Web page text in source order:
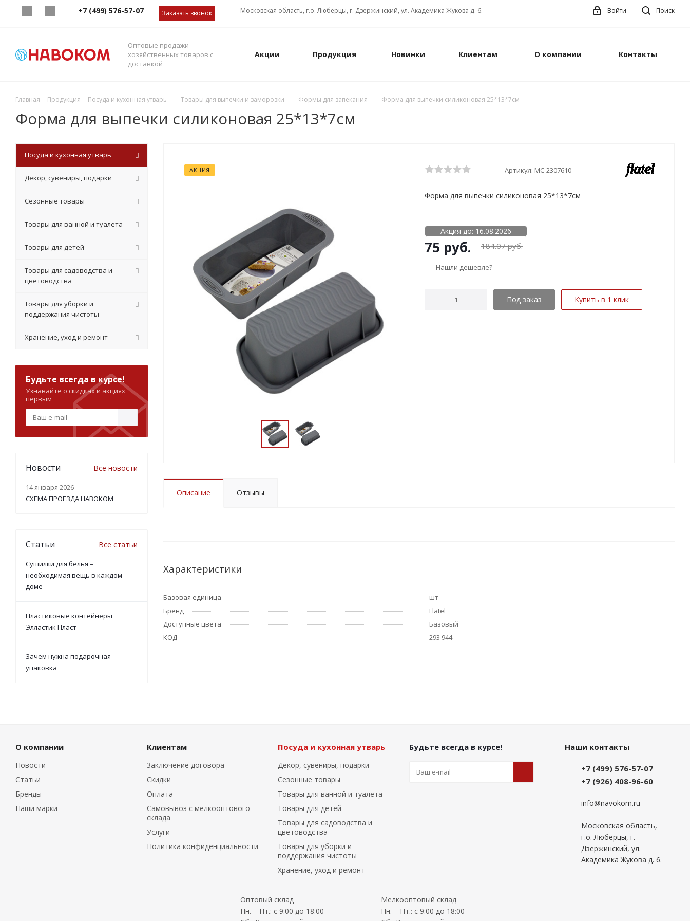
+7 (499) 576-57-07 Заказать звонок Московская область, г.о. Люберцы, г. Дзержинский, ул. Академика Жукова д. 6. Поиск
Войти
Оптовые продажи
хозяйственных товаров с
доставкой
Акции Продукция Новинки Клиентам О компании Контакты
Главная - Продукция - Посуда и кухонная утварь - Товары для выпечки и заморозки - Формы для запекания - Форма для выпечки силиконовая 25*13*7см
Форма для выпечки силиконовая 25*13*7см
АКЦИЯ Артикул: MC-2307610
Форма для выпечки силиконовая 25*13*7см
Акция до: 16.08.2026
75 руб. 184.07руб.
Нашли дешевле?
Под заказ Купить в 1 клик
Описание Отзывы
Характеристики
Базовая единица
шт
Бренд
Flatel
Доступные цвета
Базовый
КОД
293 944
Посуда и кухонная утварь
Декор, сувениры, подарки
Сезонные товары
Товары для ванной и туалета
Товары для детей
Товары для садоводства и
цветоводства
Товары для уборки и
поддержания чистоты
Хранение, уход и ремонт
Будьте всегда в курсе!
Узнавайте о скидках и акциях
первым
Новости Все новости
14 января 2026
СХЕМА ПРОЕЗДА НАВОКОМ
Статьи Все статьи
Сушилки для белья –
необходимая вещь в каждом
доме
Пластиковые контейнеры
Элластик Пласт
Зачем нужна подарочная
упаковка
О компании
Новости
Статьи
Бренды
Наши марки
Клиентам
Заключение договора
Скидки
Оплата
Самовывоз с мелкооптового
склада
Услуги
Политика конфиденциальности
Посуда и кухонная утварь
Декор, сувениры, подарки
Сезонные товары
Товары для ванной и туалета
Товары для детей
Товары для садоводства и
цветоводства
Товары для уборки и
поддержания чистоты
Хранение, уход и ремонт
Будьте всегда в курсе! Наши контакты
+7 (499) 576-57-07
+7 (926) 408-96-60
info@navokom.ru
Московская область,
г.о. Люберцы, г.
Дзержинский, ул.
Академика Жукова д. 6.
Оптовый склад
Пн. – Пт.: с 9:00 до 18:00
Мелкооптовый склад
Пн. – Пт.: с 9:00 до 18:00